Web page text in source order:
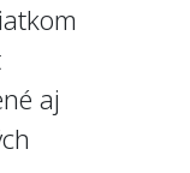
aj